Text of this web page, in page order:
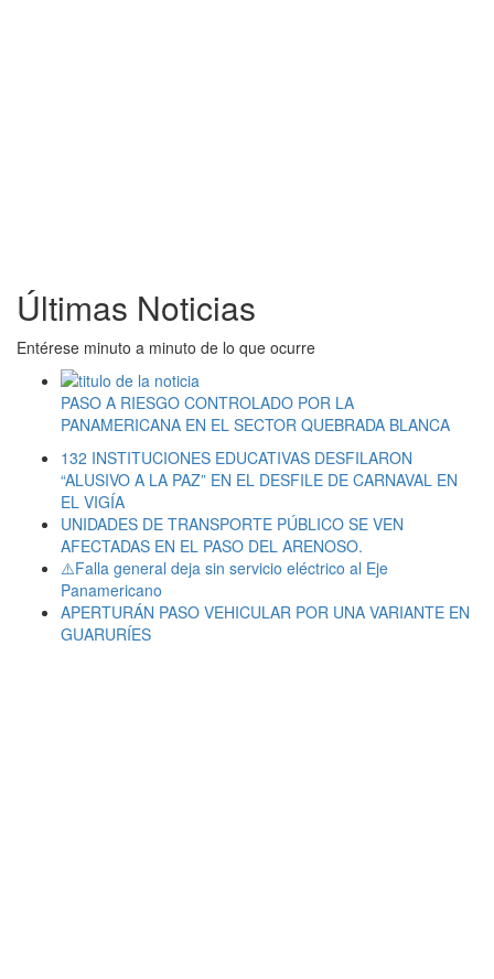
Últimas Noticias
Entérese minuto a minuto de lo que ocurre
PASO A RIESGO CONTROLADO POR LA
PANAMERICANA EN EL SECTOR QUEBRADA BLANCA
132 INSTITUCIONES EDUCATIVAS DESFILARON
“ALUSIVO A LA PAZ” EN EL DESFILE DE CARNAVAL EN
EL VIGÍA
UNIDADES DE TRANSPORTE PÚBLICO SE VEN
AFECTADAS EN EL PASO DEL ARENOSO.
⚠️Falla general deja sin servicio eléctrico al Eje
Panamericano
APERTURÁN PASO VEHICULAR POR UNA VARIANTE EN
GUARURÍES